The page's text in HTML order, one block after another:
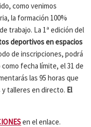
como venimos
la formación 100%
trabajo. La 1ª edición del
deportivos en espacios
de inscripciones, podrá
fecha límite, el 31 de
las 95 horas que
y talleres en directo. El
en el enlace.